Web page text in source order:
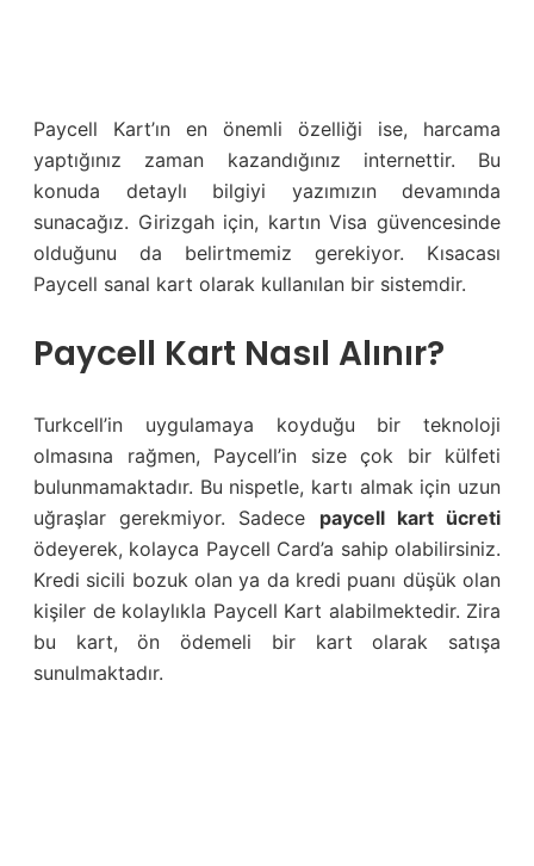
Paycell Kart’ın en önemli özelliği ise, harcama
yaptığınız zaman kazandığınız internettir. Bu
konuda detaylı bilgiyi yazımızın devamında
sunacağız. Girizgah için, kartın Visa güvencesinde
olduğunu da belirtmemiz gerekiyor. Kısacası
Paycell sanal kart olarak kullanılan bir sistemdir.
Paycell Kart Nasıl Alınır?
Turkcell’in uygulamaya koyduğu bir teknoloji
olmasına rağmen, Paycell’in size çok bir külfeti
bulunmamaktadır. Bu nispetle, kartı almak için uzun
uğraşlar gerekmiyor. Sadece paycell kart ücreti
ödeyerek, kolayca Paycell Card’a sahip olabilirsiniz.
Kredi sicili bozuk olan ya da kredi puanı düşük olan
kişiler de kolaylıkla Paycell Kart alabilmektedir. Zira
bu kart, ön ödemeli bir kart olarak satışa
sunulmaktadır.